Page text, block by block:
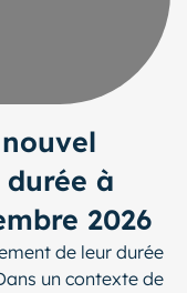
à
2026
de leur durée
un contexte de